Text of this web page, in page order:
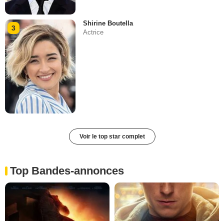
3
Shirine Boutella
Actrice
Voir le top star complet
Top Bandes-annonces